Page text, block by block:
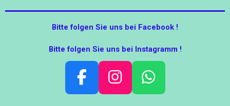
Bitte folgen Sie uns bei Facebook !
Bitte folgen Sie uns bei Instagramm !
F
I
W